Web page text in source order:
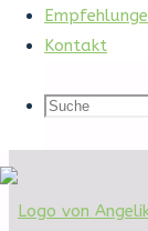
Kontakt
Suche
Suche